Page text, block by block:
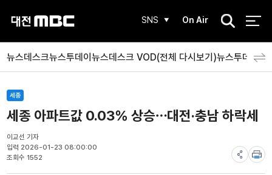
SNS On Air
검
뉴스데스크뉴스투데이뉴스데스크 VOD(전체 다시보기)뉴스투데이
세종
세종 아파트값 0.03% 상승⋯대전·충남 하락세
이교선 기자
입력 2026-01-23 08:00:00
조회수 1552